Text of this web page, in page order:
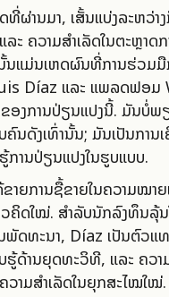
ທີ່ຜ່ານມາ, ເສັ້ນແບ່ງລະຫວ່າ
ະ ຄວາມສຳເລັດໃນຕະຫຼາດກ
ນແມ່ນເຫດຜົນທີ່ການຮ່ວມມື
Díaz ແລະ ແພລດຟອ
ອງການປ່ຽນແປງນີ້. ມັນບໍ່ພ
ຄົນດັງເທົ່ານັ້ນ; ມັນເປັນການ
ານປ່ຽນແປງໃນຮູບແບບ.
າຍການຊື້ຂາຍໃນຄວາມໝາ
ຄິດໃໝ່. ສຳລັບນັກລົງທຶນລຸ້ນ
ດທະນາ, Díaz ເປັນຕົວແ
ຮູ້ດ້ານຍຸດທະວິທີ, ແລະ ຄວ
ວາມສຳເລັດໃນຍຸກສະໄໝໃໝ່.